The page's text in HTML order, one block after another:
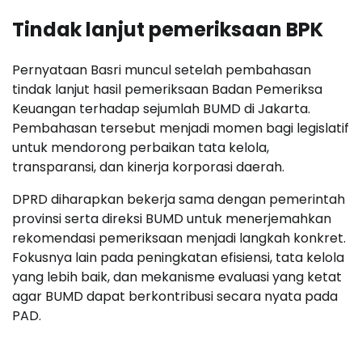
Tindak lanjut pemeriksaan BPK
Pernyataan Basri muncul setelah pembahasan
tindak lanjut hasil pemeriksaan Badan Pemeriksa
Keuangan terhadap sejumlah BUMD di Jakarta.
Pembahasan tersebut menjadi momen bagi legislatif
untuk mendorong perbaikan tata kelola,
transparansi, dan kinerja korporasi daerah.
DPRD diharapkan bekerja sama dengan pemerintah
provinsi serta direksi BUMD untuk menerjemahkan
rekomendasi pemeriksaan menjadi langkah konkret.
Fokusnya lain pada peningkatan efisiensi, tata kelola
yang lebih baik, dan mekanisme evaluasi yang ketat
agar BUMD dapat berkontribusi secara nyata pada
PAD.